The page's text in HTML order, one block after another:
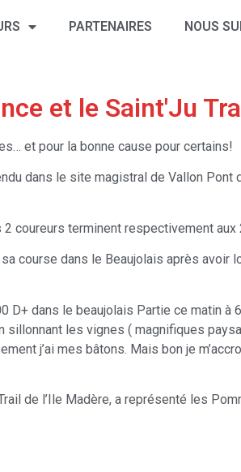
PARTENAIRES NOUS
et le Saint'Ju
et pour la bonne cause pour certains!
dans le site magistral de Vallon Pont
coureurs terminent respectivement
course dans le Beaujolais après
D+ dans le beaujolais Partie ce matin à
sillonnant les vignes ( magnifiques
j’ai mes bâtons. Mais bon je
de l’Ile Madère, a représenté les